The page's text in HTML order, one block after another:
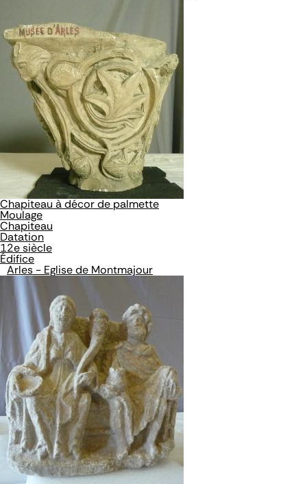
Chapiteau à décor de palmette
Moulage
Chapiteau
Datation
12e siècle
Édifice
Arles - Eglise de Montmajour